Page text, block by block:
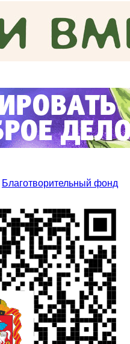
Благотворительный фонд